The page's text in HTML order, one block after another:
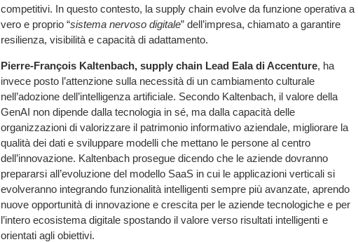
competitivi. In questo contesto, la supply chain evolve da funzione operativa a
vero e proprio “sistema nervoso digitale” dell’impresa, chiamato a garantire
resilienza, visibilità e capacità di adattamento.
Pierre-François Kaltenbach, supply chain Lead Eala di Accenture, ha
invece posto l’attenzione sulla necessità di un cambiamento culturale
nell’adozione dell’intelligenza artificiale. Secondo Kaltenbach, il valore della
GenAI non dipende dalla tecnologia in sé, ma dalla capacità delle
organizzazioni di valorizzare il patrimonio informativo aziendale, migliorare la
qualità dei dati e sviluppare modelli che mettano le persone al centro
dell’innovazione. Kaltenbach prosegue dicendo che le aziende dovranno
prepararsi all’evoluzione del modello SaaS in cui le applicazioni verticali si
evolveranno integrando funzionalità intelligenti sempre più avanzate, aprendo
nuove opportunità di innovazione e crescita per le aziende tecnologiche e per
l’intero ecosistema digitale spostando il valore verso risultati intelligenti e
orientati agli obiettivi.